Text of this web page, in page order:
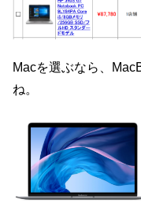
Macを選ぶなら、
ね。